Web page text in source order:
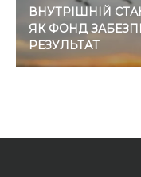
ВНУТРІШНІЙ
ЯК ФОНД
РЕЗУЛЬТАТ